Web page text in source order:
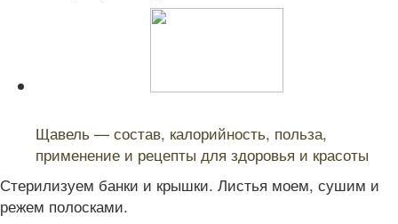
Щавель — состав, калорийность, польза,
применение и рецепты для здоровья и красоты
Стерилизуем банки и крышки. Листья моем, сушим и
режем полосками.